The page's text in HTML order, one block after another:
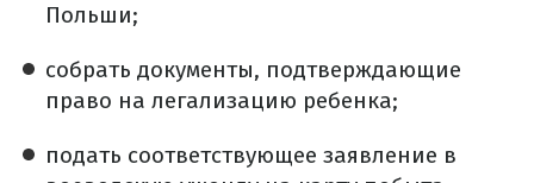
Польши;
собрать документы, подтверждающие
право на легализацию ребенка;
подать соответствующее заявление в